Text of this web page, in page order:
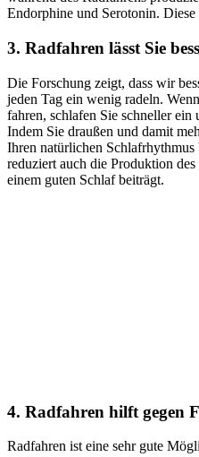
Endorphine und Serotonin.
3. Radfahren lässt Sie
Die Forschung zeigt, dass wir
jeden Tag ein wenig radeln.
fahren, schlafen Sie schneller ein
Indem Sie draußen und damit
Ihren natürlichen
reduziert auch die Produktion
einem guten Schlaf beiträgt.
4. Radfahren hilft gegen
Radfahren ist eine sehr gute